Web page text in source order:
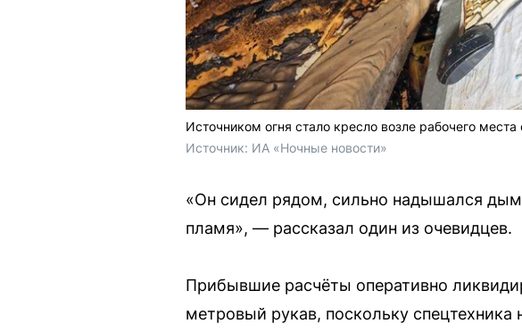
Источником огня стало кресло возле рабочего
Источник: ИА «Ночные новости»
«Он сидел рядом, сильно надышался
пламя», — рассказал один из очевидцев.
Прибывшие расчёты оперативно
метровый рукав, поскольку